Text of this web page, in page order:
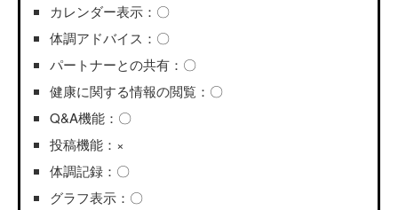
カレンダー表示：〇
体調アドバイス：〇
パートナーとの共有：〇
健康に関する情報の閲覧：〇
Q&A機能：〇
投稿機能：×
体調記録：〇
グラフ表示：〇